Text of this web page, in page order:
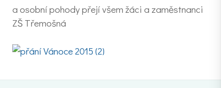
a osobní pohody přejí všem žáci a zaměstnanci
ZŠ Třemošná